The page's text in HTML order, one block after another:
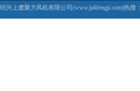
绍兴上虞聚力风机有限公司(www.julifengji.com)热搜：